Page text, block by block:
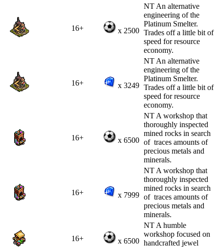
16+ x 2500
NT An alternative
engineering of the
Platinum Smelter.
Trades off a little bit of
speed for resource
economy.
16+ x 3249
NT An alternative
engineering of the
Platinum Smelter.
Trades off a little bit of
speed for resource
economy.
16+ x 6500
NT A workshop that
thoroughly inspected
mined rocks in search
of traces amounts of
precious metals and
minerals.
16+ x 7999
NT A workshop that
thoroughly inspected
mined rocks in search
of traces amounts of
precious metals and
minerals.
16+ x 6500
NT A humble
workshop focused on
handcrafted jewel